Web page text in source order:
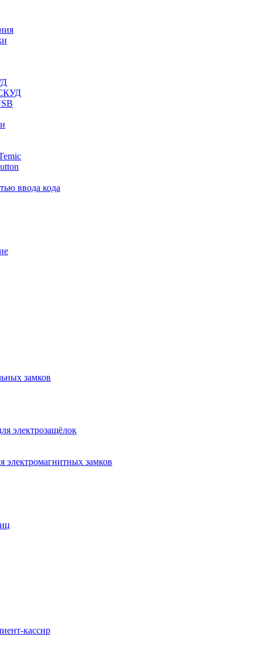
ввода кода
замков
электрозащёлок
замков
кассир